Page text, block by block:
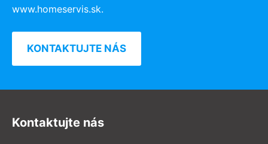
www.homeservis.sk.
KONTAKTUJTE NÁS
Kontaktujte nás